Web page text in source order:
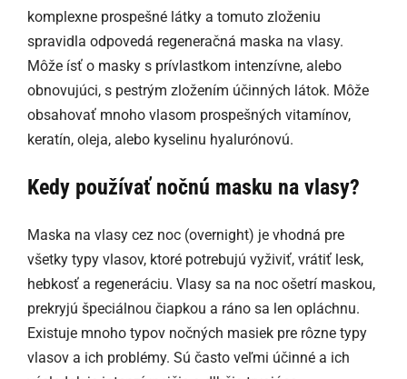
komplexne prospešné látky a tomuto zloženiu
spravidla odpovedá regeneračná maska na vlasy.
Môže ísť o masky s prívlastkom intenzívne, alebo
obnovujúci, s pestrým zložením účinných látok. Môže
obsahovať mnoho vlasom prospešných vitamínov,
keratín, oleja, alebo kyselinu hyalurónovú.
Kedy používať nočnú masku na vlasy?
Maska na vlasy cez noc (overnight) je vhodná pre
všetky typy vlasov, ktoré potrebujú vyživiť, vrátiť lesk,
hebkosť a regeneráciu. Vlasy sa na noc ošetrí maskou,
prekryjú špeciálnou čiapkou a ráno sa len opláchnu.
Existuje mnoho typov nočných masiek pre rôzne typy
vlasov a ich problémy. Sú často veľmi účinné a ich